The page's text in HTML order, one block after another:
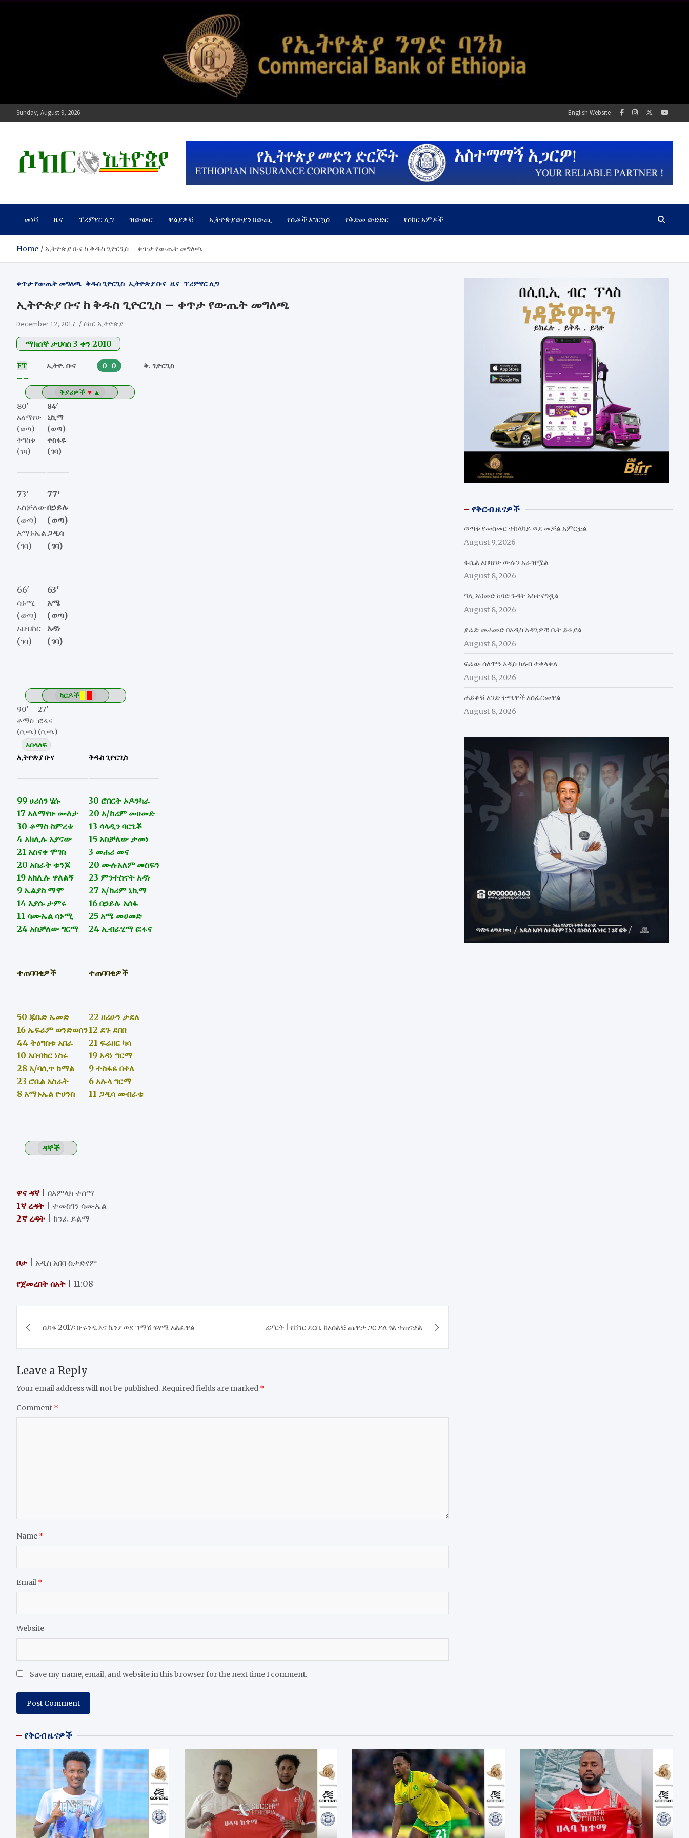
Sunday, August 9, 2026 English Website
ሶከር ኢትዮጵያ
መነሻ ዜና ፕሪምየር ሊግ ዝውውር ዋልያዎቹ ኢትዮጵያውያን በውጪ የሴቶች እግርኳስ የቅድመ ውድድር የሶከር አምዶች
Home ኢትዮጵያ ቡና ከ ቅዱስ ጊዮርጊስ – ቀጥታ የውጤት መግለጫ
ቀጥታ የውጤት መግለጫ ቅዱስ ጊዮርጊስ ኢትዮጵያ ቡና ዜና ፕሪምየር ሊግ
ኢትዮጵያ ቡና ከ ቅዱስ ጊዮርጊስ – ቀጥታ የውጤት መግለጫ
December 12, 2017 ሶከር ኢትዮጵያ
ማክሰኞ ታህሳስ 3 ቀን 2010
FT ኢትዮ. ቡና 0-0
ቅ. ጊዮርጊስ
– –
ቅያሪዎች ▼ ▲
80′
አለማየሁ
(ወጣ)
ትግስቱ
(ገባ)
73′
አስቻለው
(ወጣ)
አማኑኤል
(ገባ)
66′
ሳኑሚ
(ወጣ)
አቡበከር
(ገባ)
84′
ኒኪማ
(ወጣ)
ተስፋዬ
(ገባ)
77′
በኃይሉ
(ወጣ)
ጋዲሳ
(ገባ)
63′
አሜ
(ወጣ)
አዳነ
(ገባ)
ካርዶች
90′
ቶማስ
(ቢጫ)
27′
ፎፋና
(ቢጫ)
አሰላለፍ
ኢትዮጵያ ቡና
99 ሀሪሰን ሄሱ
17 አለማየሁ ሙለታ
30 ቶማስ ስምረቱ
4 አክሊሉ አያናው
21 አስናቀ ሞገስ
20 አስራት ቱንጆ
19 አክሊሉ ዋለልኝ
9 ኤልያስ ማሞ
14 እያሱ ታምሩ
11 ሳሙኤል ሳኑሚ
24 አስቻለው ግርማ
ተጠባባቂዎች
50 ጁቤድ ኡመድ
16 ኤፍሬም ወንድወሰን
44 ትዕግስቱ አበራ
10 አቡበከር ነስሩ
28 አ/ባሲጥ ከማል
23 ሮቤል አስራት
8 አማኑኤል ዮሀንስ
ቅዱስ ጊዮርጊስ
30 ሮበርት ኦዶንካራ
20 አ/ከሪም መሀመድ
13 ሳላዲን ባርጌቾ
15 አስቻለው ታመነ
3 መሐሪ መና
20 ሙሉአለም መስፍን
23 ምንተስኖት አዳነ
27 አ/ከሪም ኒኪማ
16 በኃይሉ አሰፋ
25 አሜ መሀመድ
24 ኢብራሂማ ፎፋና
ተጠባባቂዎች
22 ዘሪሁን ታደለ
12 ደጉ ደበበ
21 ፍሬዘር ካሳ
19 አዳነ ግርማ
9 ተስፋዬ በቀለ
6 አሉላ ግርማ
11 ጋዲሳ መብራቴ
ዳኞች
ዋና ዳኛ| በአምላክ ተሰማ
1ኛ ረዳት | ተመስገን ሳሙኤል
2ኛ ረዳት | ክንፈ ይልማ
ቦታ | አዲስ አበባ ስታድየም
የጀመረበት ሰአት | 11:08
navigation
​ሴካፋ 2017፡ ቡሩንዲ እና ኬንያ ወደ ግማሽ ፍፃሜ አልፈዋል ​ሪፖርት | የሸገር ደርቢ ከአሰልቺ ጨዋታ ጋር ያለ ጎል ተጠናቋል
Leave a Reply
Your email address will not be published. Required fields are marked *
Comment *
Name *
Email *
Website
Save my name, email, and website in this browser for the next time I comment.
የቅርብ ዜናዎች
ወጣቱ የመስመር ተከላካይ ወደ መቻል አምርቷል
August 9, 2026
ፋሲል አበባየሁ ውሉን አራዝሟል
August 8, 2026
ዓሊ አህመድ ከባድ ጉዳት አስተናግዷል
August 8, 2026
ያሬድ መሐመድ በአዲስ አዳጊዎቹ ቤት ይቆያል
August 8, 2026
ፍሬው ሰለሞን አዲስ ክለብ ተቀላቀለ
August 8, 2026
ሐይቆቹ አንድ ተጫዋች አስፈርመዋል
August 8, 2026
የቅርብ ዜናዎች